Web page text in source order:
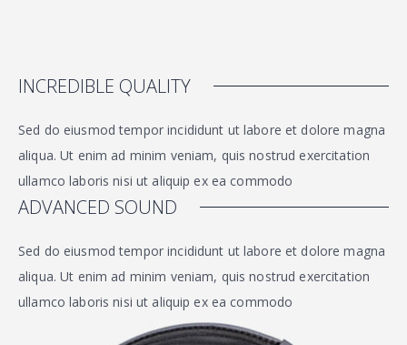
INCREDIBLE QUALITY
Sed do eiusmod tempor incididunt ut labore et dolore magna
aliqua. Ut enim ad minim veniam, quis nostrud exercitation
ullamco laboris nisi ut aliquip ex ea commodo
ADVANCED SOUND
Sed do eiusmod tempor incididunt ut labore et dolore magna
aliqua. Ut enim ad minim veniam, quis nostrud exercitation
ullamco laboris nisi ut aliquip ex ea commodo